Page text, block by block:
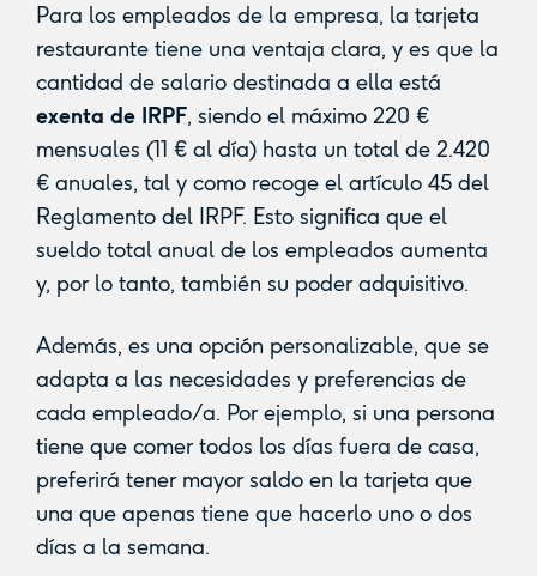
Para los empleados de la empresa, la tarjeta
restaurante tiene una ventaja clara, y es que la
cantidad de salario destinada a ella está
exenta de IRPF, siendo el máximo 220 €
mensuales (11 € al día) hasta un total de 2.420
€ anuales, tal y como recoge el artículo 45 del
Reglamento del IRPF. Esto significa que el
sueldo total anual de los empleados aumenta
y, por lo tanto, también su poder adquisitivo.
Además, es una opción personalizable, que se
adapta a las necesidades y preferencias de
cada empleado/a. Por ejemplo, si una persona
tiene que comer todos los días fuera de casa,
preferirá tener mayor saldo en la tarjeta que
una que apenas tiene que hacerlo uno o dos
días a la semana.